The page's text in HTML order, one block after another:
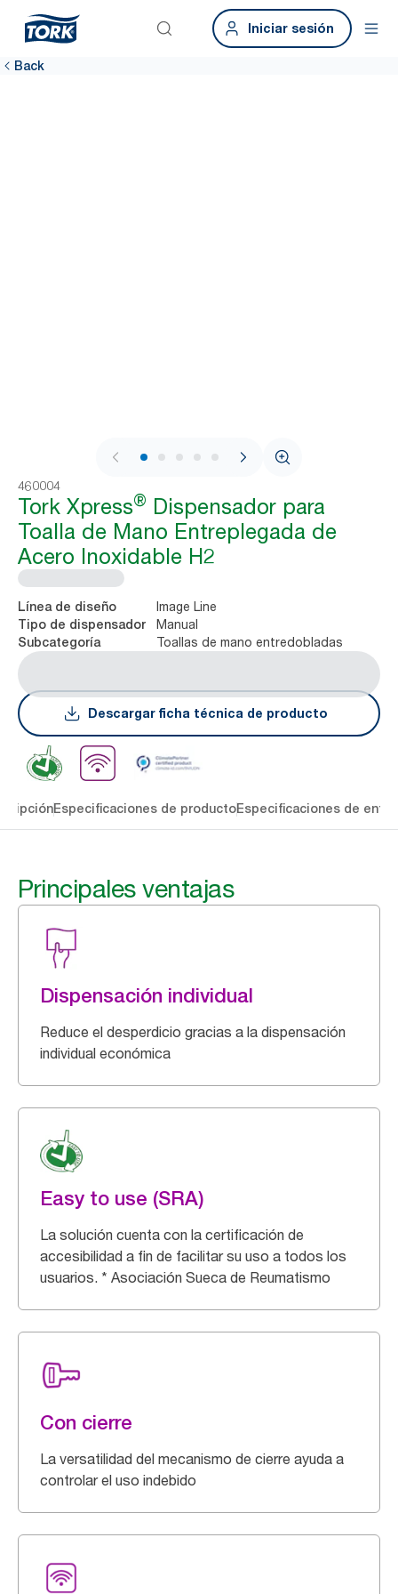
Iniciar sesión
Back
1 / 10
460004
Tork Xpress® Dispensador para
Toalla de Mano Entreplegada de
Acero Inoxidable H2
Línea de diseño Image Line
Tipo de dispensador Manual
Subcategoría Toallas de mano entredobladas
Descargar ficha técnica de producto
Especificaciones de productoEspecificaciones de
Principales ventajas
Dispensación individual
Reduce el desperdicio gracias a la dispensación
individual económica
Easy to use (SRA)
La solución cuenta con la certificación de
accesibilidad a fin de facilitar su uso a todos los
usuarios. * Asociación Sueca de Reumatismo
Con cierre
La versatilidad del mecanismo de cierre ayuda a
controlar el uso indebido